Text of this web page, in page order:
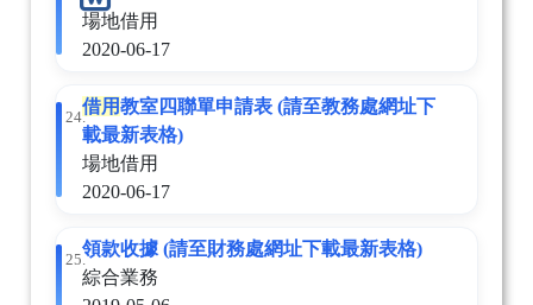
場地借用
2020-06-17
24.
借用教室四聯單申請表 (請至教務處網址下
載最新表格)
場地借用
2020-06-17
25.
領款收據 (請至財務處網址下載最新表格)
綜合業務